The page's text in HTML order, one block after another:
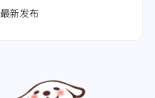
最新发布